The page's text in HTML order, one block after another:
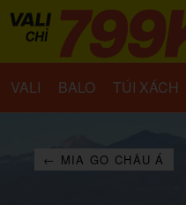
VALI BALO TÚI XÁCH
← MIA GO CHÂU Á